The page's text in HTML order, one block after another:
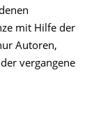
mit Hilfe der
Autoren,
vergangene